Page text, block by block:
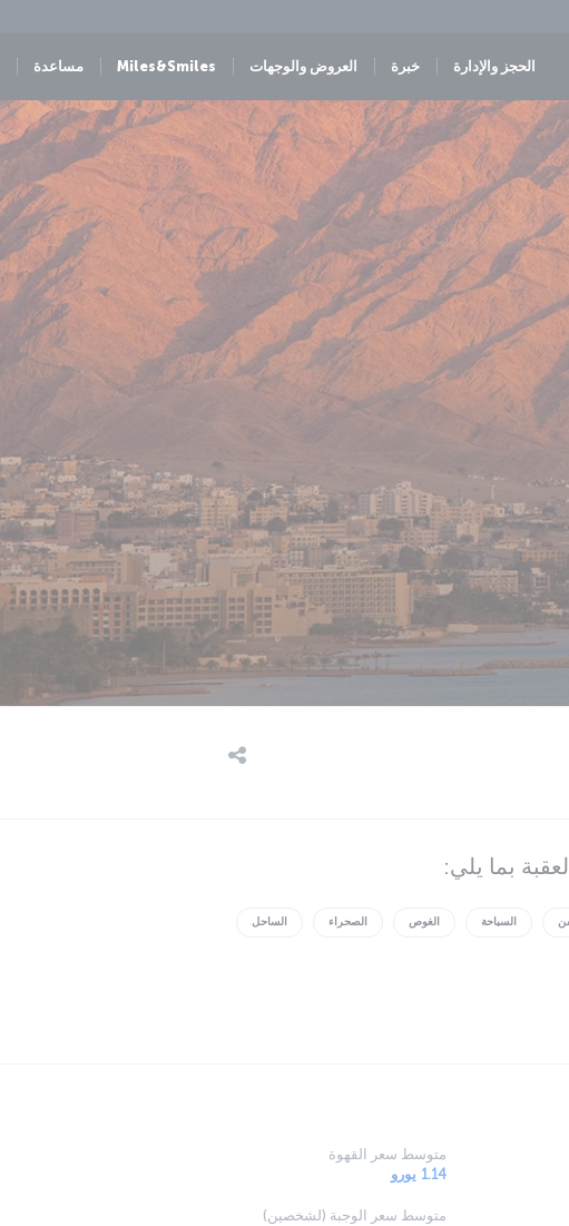
الحجز والإدارة خبرة العروض والوجهات Miles&Smiles مساعدة
بما يلي:
السباحة الغوص الصحراء الساحل
متوسط سعر القهوة
1.14 يورو
متوسط سعر الوجبة (لشخصين)